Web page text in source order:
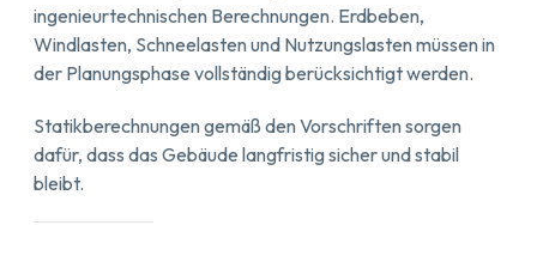
ingenieurtechnischen Berechnungen. Erdbeben,
Windlasten, Schneelasten und Nutzungslasten müssen in
der Planungsphase vollständig berücksichtigt werden.
Statikberechnungen gemäß den Vorschriften sorgen
dafür, dass das Gebäude langfristig sicher und stabil
bleibt.